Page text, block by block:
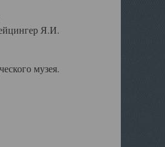
Я.И.
музея.